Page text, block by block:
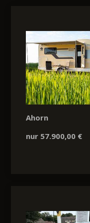
Ahorn
nur 57.900,00 €